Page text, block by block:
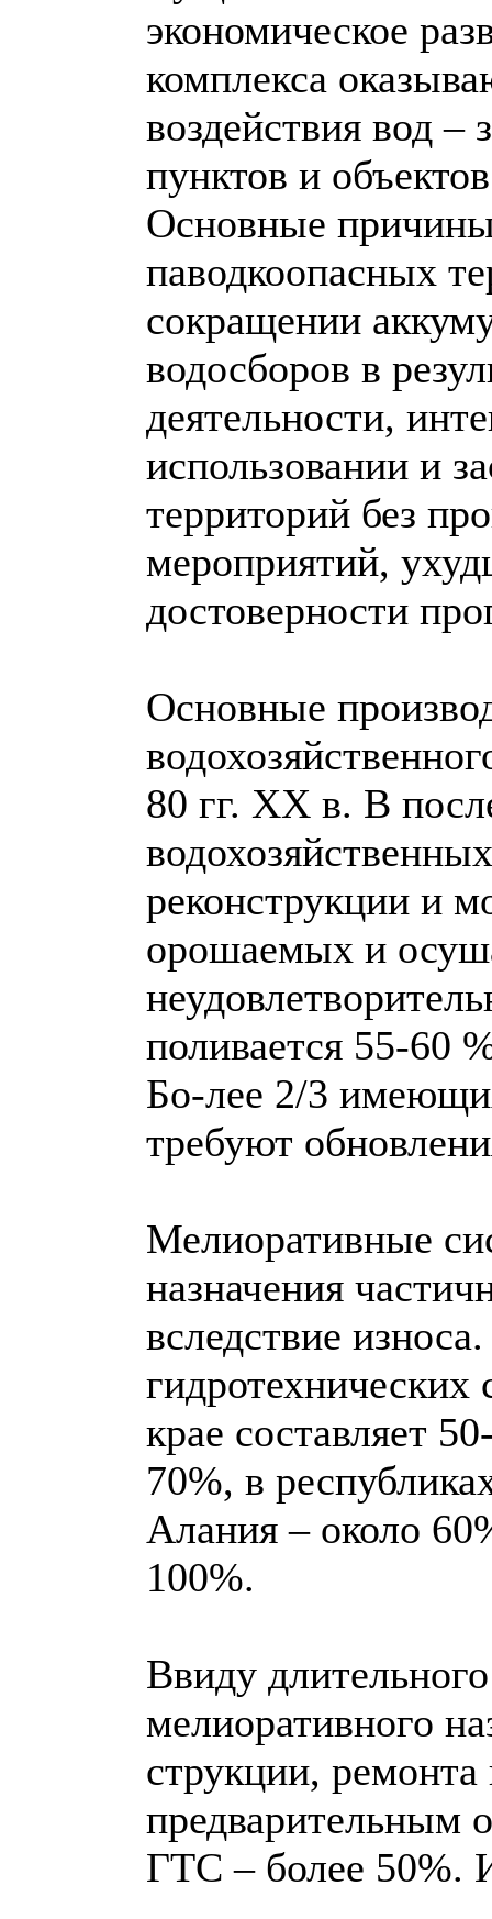
экономическое
комплекса
воздействия вод –
пунктов и
Основные
паводкоопасных
сокращении
водосборов в
деятельности,
использовании и
территорий без
мероприятий,
достоверности
Основные
80 гг. XX в. В
реконструкции и
орошаемых и
поливается 55-60
Бо-лее 2/3
требуют
Мелиоративные
назначения
вследствие
крае составляет
70%, в
Алания – около
100%.
Ввиду
мелиоративного
струкции,
предварительным
ГТС – более 50%.